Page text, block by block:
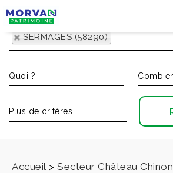
SERMAGES (58290)
Accueil > Secteur Château Chinon